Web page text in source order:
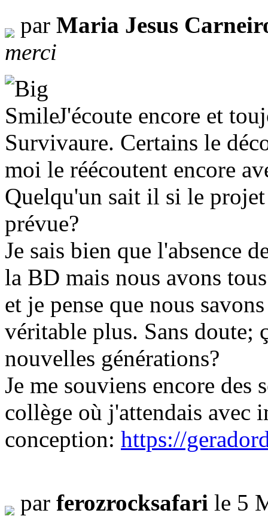
par Maria Jesus
merci
J'écoute encore et
Survivaure. Certains le
moi le réécoutent encore
Quelqu'un sait il si le
prévue?
Je sais bien que l'absence
la BD mais nous avons
et je pense que nous
véritable plus. Sans doute;
nouvelles générations?
Je me souviens encore des
collège où j'attendais avec
conception: https://
par ferozrocksafari le 5